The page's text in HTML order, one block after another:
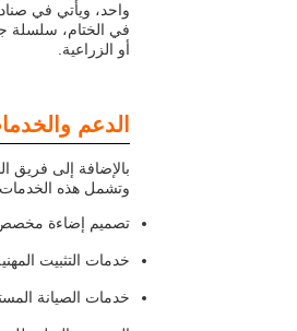
واحد، ويأتي في
في الختام، سلسلة
أو الزراعية.
الدعم
وتشمل هذه
تصميم إضاءة مخصص
خدمات التثبيت
خدمات الصيانة